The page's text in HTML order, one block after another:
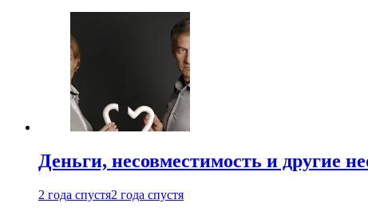
Деньги, несовместимость и другие
2 года спустя2 года спустя